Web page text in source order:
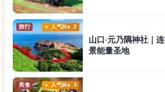
旅行 人气No.2
山口·元乃隅神社｜
景能量圣地
美食 人气No.3